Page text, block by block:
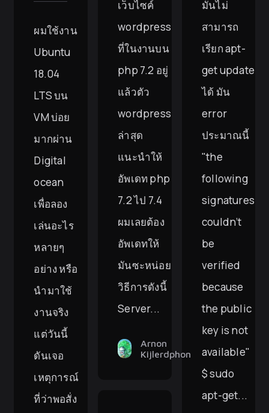
มันไม่
สามารถ
เรียก apt-
get update
ได้ มัน
error
ประมาณนี้
"the
following
signatures
couldn’t
be
verified
because
the public
key is not
available"
$ sudo
apt-get...
เว็บไซค์
wordpress
ที่ในงานบน
php 7.2 อยู่
แล้วตัว
wordpress
ล่าสุด
แนะนำให้
อัพเดท php
7.2 ไป 7.4
ผมเลยต้อง
อัพเดทให้
มันซะหน่อย
วิธีการดังนี้
Server...
Arnon
Kijlerdphon
ผมใช้งาน
Ubuntu
18.04
LTS บน
VM บ่อย
มากผ่าน
Digital
ocean
เพื่อลอง
เล่นอะไร
หลายๆ
อย่าง หรือ
นำมาใช้
งานจริง
แต่วันนี้
ดันเจอ
เหตุการณ์
ที่ว่าพอสั่ง